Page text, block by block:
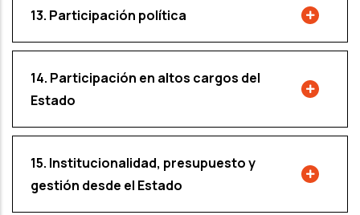
13. Participación política
14. Participación en altos cargos del
Estado
15. Institucionalidad, presupuesto y
gestión desde el Estado